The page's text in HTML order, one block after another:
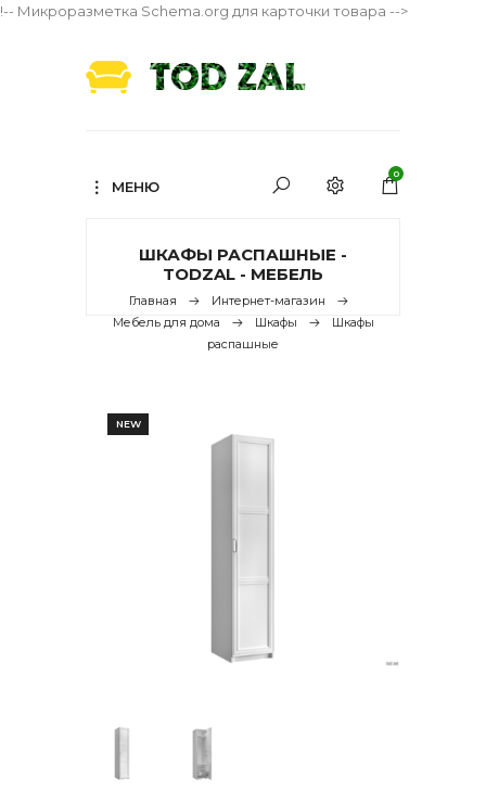
!-- Микроразметка Schema.org для карточки товара -->
МЕНЮ
0
ШКАФЫ РАСПАШНЫЕ -
TODZAL - МЕБЕЛЬ
Главная
Интернет-магазин
Мебель для дома
Шкафы
Шкафы
распашные
NEW